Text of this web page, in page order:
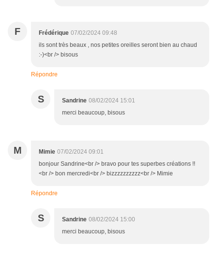
F Frédérique 07/02/2024 09:48
ils sont très beaux , nos petites oreilles seront bien au chaud
:-)<br /> bisous
Répondre
S Sandrine 08/02/2024 15:01
merci beaucoup, bisous
M Mimie 07/02/2024 09:01
bonjour Sandrine<br /> bravo pour tes superbes créations !!
<br /> bon mercredi<br /> bizzzzzzzzzz<br /> Mimie
Répondre
S Sandrine 08/02/2024 15:00
merci beaucoup, bisous